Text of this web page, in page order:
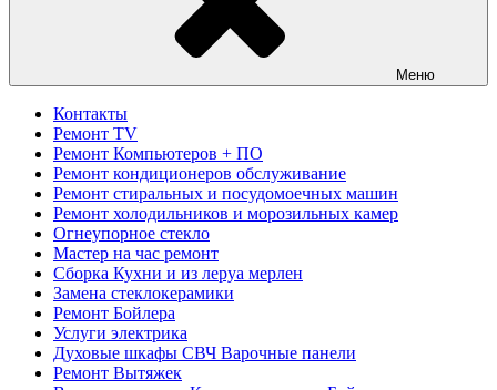
Меню
Контакты
Ремонт TV
Ремонт Компьютеров + ПО
Ремонт кондиционеров обслуживание
Ремонт стиральных и посудомоечных машин
Ремонт холодильников и морозильных камер
Огнеупорное стекло
Мастер на час ремонт
Сборка Кухни и из леруа мерлен
Замена стеклокерамики
Ремонт Бойлера
Услуги электрика
Духовые шкафы СВЧ Варочные панели
Ремонт Вытяжек